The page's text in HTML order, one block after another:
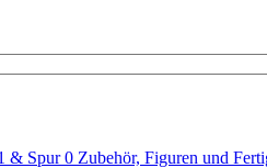
Spur 0 Zubehör, Figuren und